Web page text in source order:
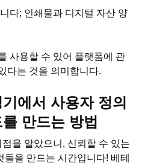
다; 인쇄물과 디지털 자산 양
사용할 수 있어 플랫폼에 관
다는 것을 의미합니다.
에서 사용자 정의
만드는 방법
을 알았으니, 신뢰할 수 있는
을 만드는 시간입니다! 베테